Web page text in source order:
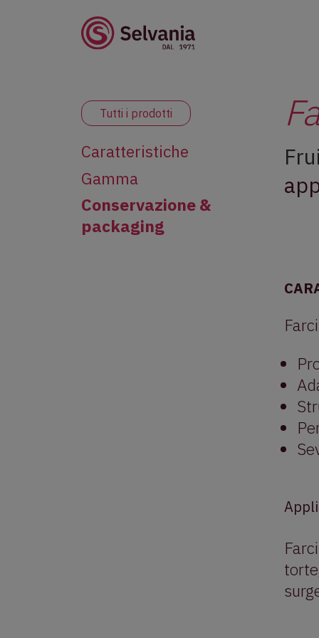
Tutti i prodotti
Caratteristiche
Gamma
Conservazione &
packaging